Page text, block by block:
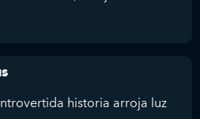
historia arroja luz